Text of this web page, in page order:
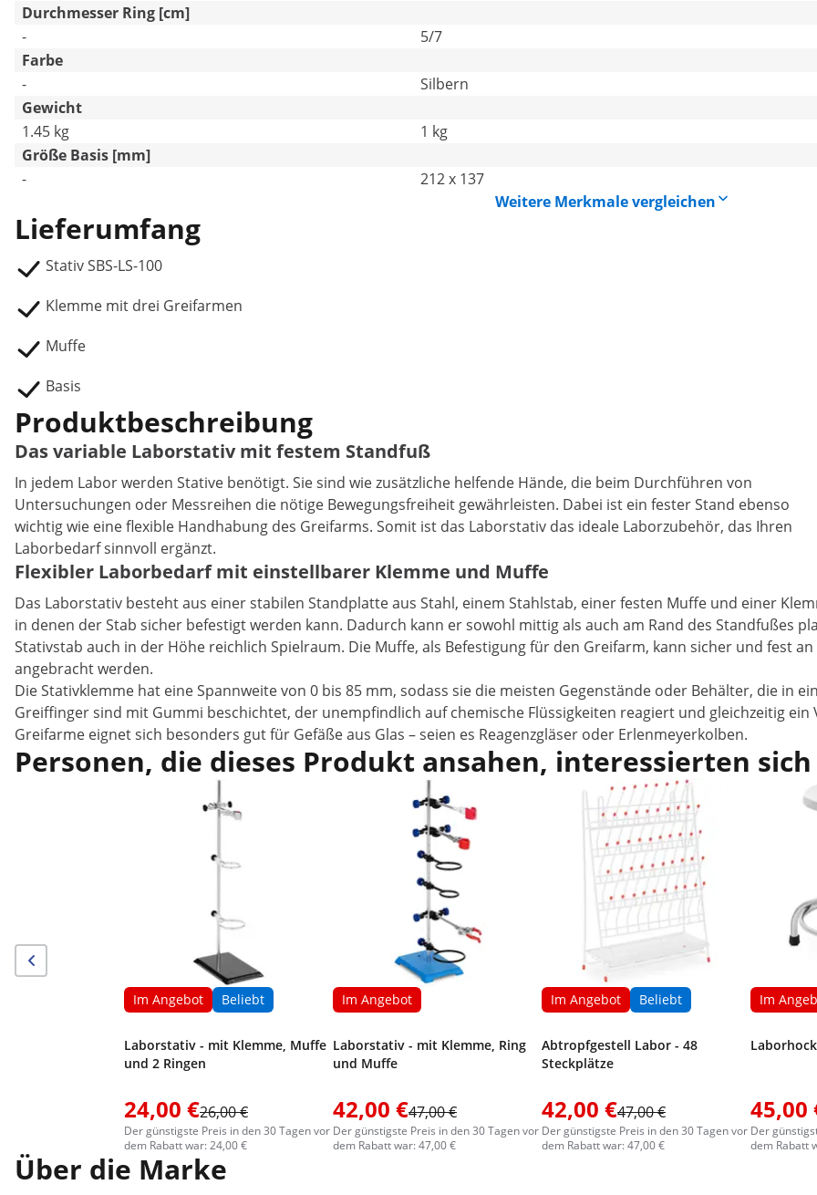
Durchmesser Ring [cm]
-
5/7
Farbe
-
Silbern
Gewicht
1.45 kg
1 kg
Größe Basis [mm]
-
212 x 137
Weitere Merkmale vergleichen
Lieferumfang
Stativ SBS-LS-100
Klemme mit drei Greifarmen
Muffe
Basis
Produktbeschreibung
Das variable Laborstativ mit festem Standfuß
In jedem Labor werden Stative benötigt. Sie sind wie zusätzliche helfende Hände, die beim Durchführen von
Untersuchungen oder Messreihen die nötige Bewegungsfreiheit gewährleisten. Dabei ist ein fester Stand ebenso
wichtig wie eine flexible Handhabung des Greifarms. Somit ist das Laborstativ das ideale Laborzubehör, das Ihren
Laborbedarf sinnvoll ergänzt.
Flexibler Laborbedarf mit einstellbarer Klemme und Muffe
Das Laborstativ besteht aus einer stabilen Standplatte aus Stahl, einem Stahlstab, einer festen Muffe und einer
in denen der Stab sicher befestigt werden kann. Dadurch kann er sowohl mittig als auch am Rand des Standfußes
Stativstab auch in der Höhe reichlich Spielraum. Die Muffe, als Befestigung für den Greifarm, kann sicher und fest
angebracht werden.
Die Stativklemme hat eine Spannweite von 0 bis 85 mm, sodass sie die meisten Gegenstände oder Behälter, die in
Greiffinger sind mit Gummi beschichtet, der unempfindlich auf chemische Flüssigkeiten reagiert und gleichzeitig
Greifarme eignet sich besonders gut für Gefäße aus Glas – seien es Reagenzgläser oder Erlenmeyerkolben.
Personen, die dieses Produkt ansahen, interessierten
Im Angebot Beliebt
Laborstativ - mit Klemme, Muffe
und 2 Ringen
24,00 €26,00 €
Der günstigste Preis in den 30 Tagen vor
dem Rabatt war: 24,00 €
Im Angebot
Laborstativ - mit Klemme, Ring
und Muffe
42,00 €47,00 €
Der günstigste Preis in den 30 Tagen vor
dem Rabatt war: 47,00 €
Im Angebot Beliebt
Abtropfgestell Labor - 48
Steckplätze
42,00 €47,00 €
Der günstigste Preis in den 30 Tagen vor
dem Rabatt war: 47,00 €
Im
45,00
Der
dem Rabatt
Über die Marke